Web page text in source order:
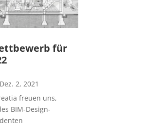
für
Dez. 2, 2021
freuen uns,
BIM-Design-